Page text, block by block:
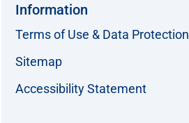
Information
Terms of Use & Data
Sitemap
Accessibility Statement